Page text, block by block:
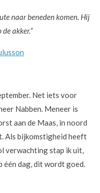
naar beneden komen. Hij
akker.”
Net iets voor
Nabben. Meneer is
aan de Maas, in noord
Als bijkomstigheid heeft
verwachting stap ik uit,
één dag, dit wordt goed.